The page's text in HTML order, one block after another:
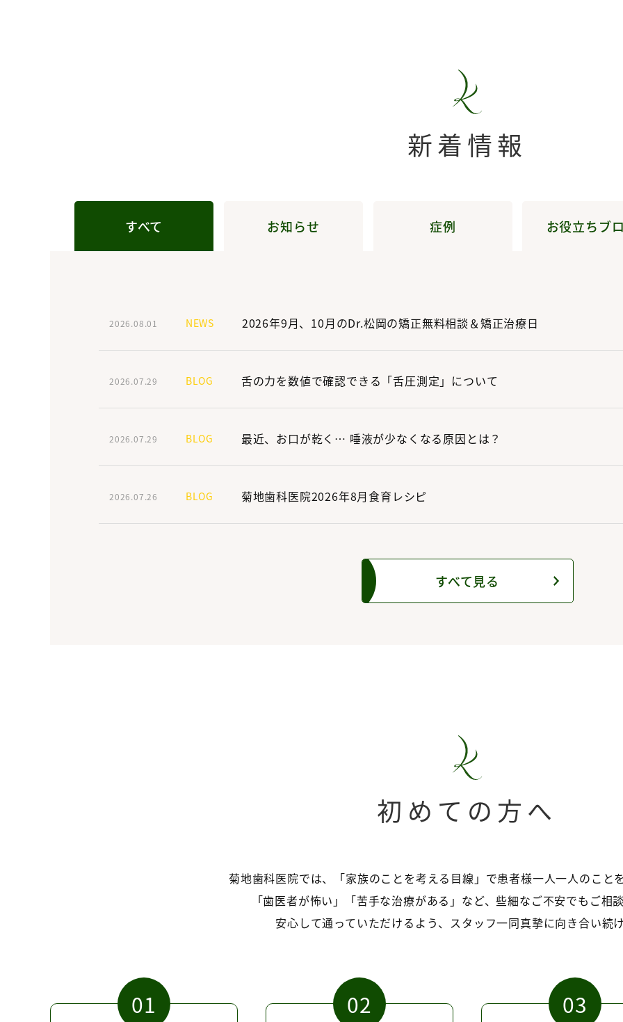
新着情報
すべて お知らせ 症例 お役立ちブ
2026.08.01 NEWS 2026年9月、10月のDr.松岡の矯正無料相談＆矯正治療日
2026.07.29 BLOG 舌の力を数値で確認できる「舌圧測定」について
2026.07.29 BLOG 最近、お口が乾く… 唾液が少なくなる原因とは？
2026.07.26 BLOG 菊地歯科医院2026年8月食育レシピ
すべて見る
初めての方へ
菊地歯科医院では、「家族のことを考える目線」で患者様一人一人のこと
「歯医者が怖い」「苦手な治療がある」など、些細なご不安でもご相
安心して通っていただけるよう、スタッフ一同真摯に向き合い続
01 02 03